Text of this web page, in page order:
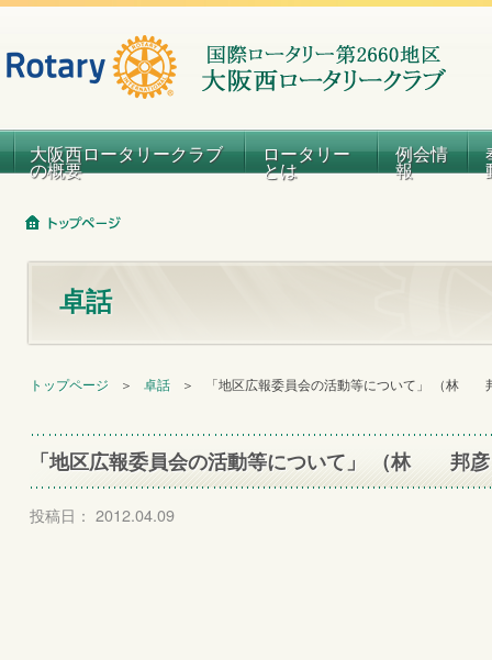
大阪西ロータリークラブ
の概要
ロータリー
とは
例会情
報
卓話
トップページ ＞ 卓話 ＞ 「地区広報委員会の活動等について」 （林
「地区広報委員会の活動等について」 （林 邦
投稿日： 2012.04.09